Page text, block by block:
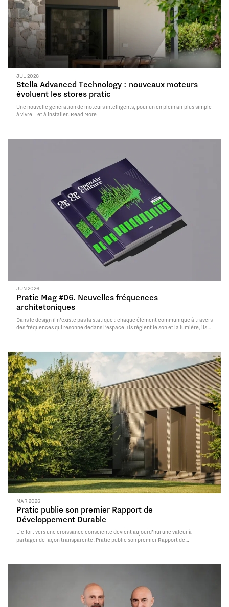
JUL 2026
Stella Advanced Technology : nouveaux moteurs
évoluent les stores pratic
Une nouvelle génération de moteurs intelligents, pour un en plein air plus simple
à vivre – et à installer. Read More
JUN 2026
Pratic Mag #06. Neuvelles fréquences
architetoniques
Dans le design il n’existe pas la statique : chaque élément communique à travers
des fréquences qui resonne dedans l’espace. Ils règlent le son et la lumière, ils
MAR 2026
Pratic publie son premier Rapport de
Développement Durable
L’effort vers une croissance consciente devient aujourd’hui une valeur à
partager de façon transparente. Pratic publie son premier Rapport de
l’objectif d’établir les buts futurs et les…Read More